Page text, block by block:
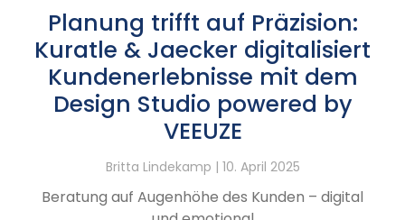
Planung trifft auf Präzision:
Kuratle & Jaecker digitalisiert
Kundenerlebnisse mit dem
Design Studio powered by
VEEUZE
Britta Lindekamp 10. April 2025
Beratung auf Augenhöhe des Kunden – digital